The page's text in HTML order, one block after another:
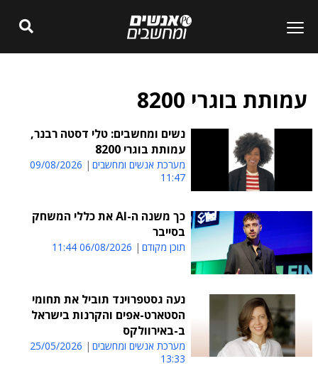
עמותת בוגרי 8200
נשים ומחשבים: טלִי דסטה רבנר,
עמותת בוגרי 8200
מערכת אנשים ומחשבים
09/08/2026
11:47
כך משנה ה-AI את כללי המשחק
בסייבר
תוכן מקודם 06/08/2026 11:44
נעה גסטפרוינד תוביל את תחומי
הסטארט-אפים והקרנות בישראל
ב-באירוולקס
מערכת אנשים ומחשבים
25/05/2026
13:33